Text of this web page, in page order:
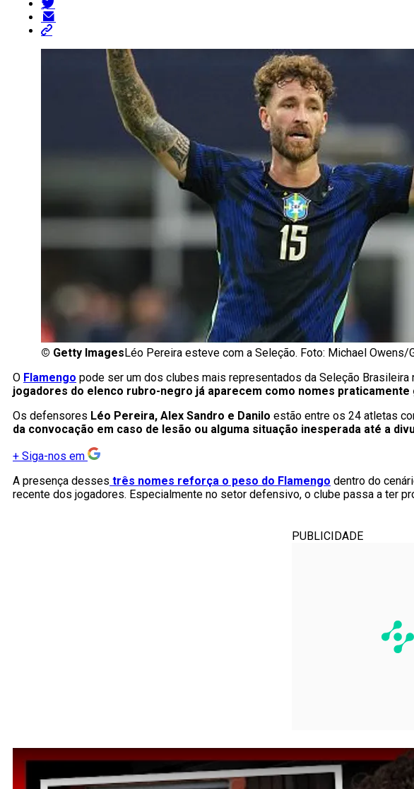
© Getty Images Léo Pereira esteve com a Seleção. Foto: Michael Owens/
O Flamengo pode ser um dos clubes mais representados da Seleção Brasileira
jogadores do elenco rubro-negro já aparecem como nomes
Os defensores Léo Pereira, Alex Sandro e Danilo estão entre os 24 atletas
da convocação em caso de lesão ou alguma situação inesperada até a
+ Siga-nos em
A presença desses três nomes reforça o peso do Flamengo dentro do
recente dos jogadores. Especialmente no setor defensivo, o clube passa a ter
PUBLICIDADE